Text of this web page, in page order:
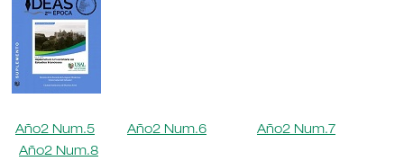
Año2 Num.5 Año2 Num.6
Año2 Num.7
Año2 Num.8